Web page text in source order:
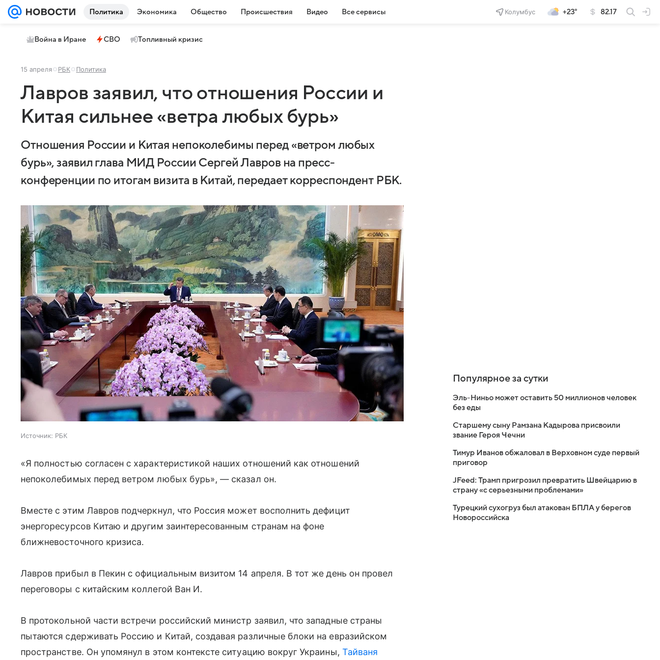
Политика Экономика Общество Происшествия Видео Все сервисы Колумбус +23° 82.17
Война в Иране СВО Топливный кризис
15 апреля РБК Политика
Лавров заявил, что отношения России и
Китая сильнее «ветра любых бурь»
Отношения России и Китая непоколебимы перед «ветром любых
бурь», заявил глава МИД России Сергей Лавров на пресс-
конференции по итогам визита в Китай, передает корреспондент РБК.
Источник: РБК
«Я полностью согласен с характеристикой наших отношений как отношений
непоколебимых перед ветром любых бурь», — сказал он.
Вместе с этим Лавров подчеркнул, что Россия может восполнить дефицит
энергоресурсов Китаю и другим заинтересованным странам на фоне
ближневосточного кризиса.
Лавров прибыл в Пекин с официальным визитом 14 апреля. В тот же день он провел
переговоры с китайским коллегой Ван И.
В протокольной части встречи российский министр заявил, что западные страны
пытаются сдерживать Россию и Китай, создавая различные блоки на евразийском
пространстве. Он упомянул в этом контексте ситуацию вокруг Украины, Тайваня
Популярное за сутки
Эль-Ниньо может оставить 50 миллионов человек
без еды
Старшему сыну Рамзана Кадырова присвоили
звание Героя Чечни
Тимур Иванов обжаловал в Верховном суде первый
приговор
JFeed: Трамп пригрозил превратить Швейцарию в
страну «с серьезными проблемами»
Турецкий сухогруз был атакован БПЛА у берегов
Новороссийска